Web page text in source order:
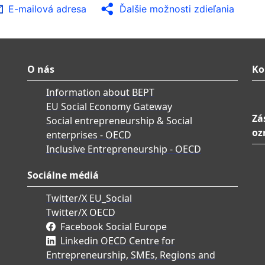
E-mailová adresa Ďalšie možnosti zdieľania
O nás
Information about BEPT
EU Social Economy Gateway
Social entrepreneurship & Social
enterprises - OECD
Inclusive Entrepreneurship - OECD
Sociálne médiá
Twitter/X EU_Social
Twitter/X OECD
Facebook Social Europe
Linkedin OECD Centre for
Entrepreneurship, SMEs, Regions and